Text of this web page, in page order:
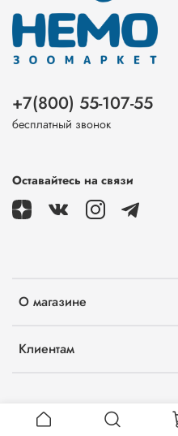
О магазине
Клиентам
+7(800) 55-107-55
бесплатный звонок
Оставайтесь на связи